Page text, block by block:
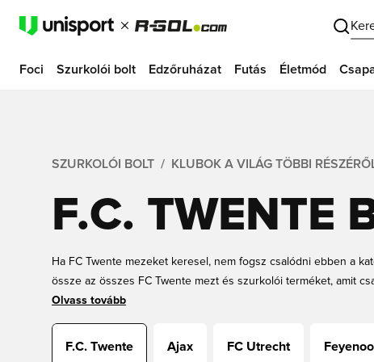
Foci Szurkolói bolt Edzőruházat Futás Életmód
SZURKOLÓI BOLT KLUBOK A VILÁG TÖBBI
F.C. TWENTE
Ha FC Twente mezeket keresel, nem fogsz csalódni ebben a
össze az összes FC Twente mezt és szurkolói terméket, amit
klub sok mindenen ment keresztül; pénzügyi problémák, bajnoki
Twente mezzel, alább kiválaszthatod a kedvencedet. Mindig
Olvass tovább
F.C. Twente Ajax FC Utrecht